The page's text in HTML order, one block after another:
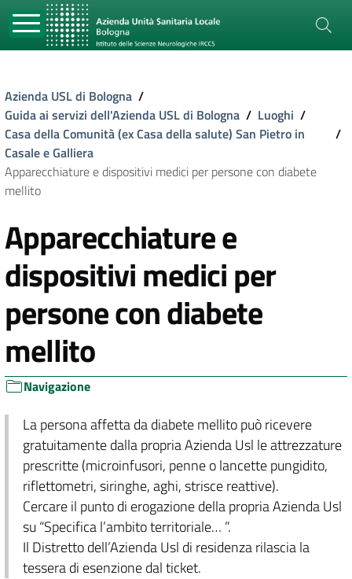
Azienda USL di Bologna /
Guida ai servizi dell'Azienda USL di Bologna / Luoghi /
Casa della Comunità (ex Casa della salute) San Pietro in
Casale e Galliera
/
Apparecchiature e dispositivi medici per persone con diabete
mellito
Apparecchiature e
dispositivi medici per
persone con diabete
mellito
Navigazione
La persona affetta da diabete mellito può ricevere
gratuitamente dalla propria Azienda Usl le attrezzature
prescritte (microinfusori, penne o lancette pungidito,
riflettometri, siringhe, aghi, strisce reattive).
Cercare il punto di erogazione della propria Azienda Usl
su “Specifica l’ambito territoriale… ”.
Il Distretto dell’Azienda Usl di residenza rilascia la
tessera di esenzione dal ticket.